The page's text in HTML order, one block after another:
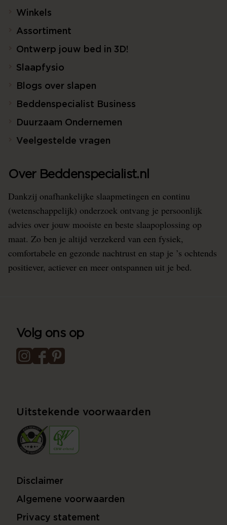
Winkels
Assortiment
Ontwerp jouw bed in 3D!
Slaapfysio
Blogs over slapen
Beddenspecialist Business
Duurzaam Ondernemen
Veelgestelde vragen
Over Beddenspecialist.nl
Dankzij onafhankelijke slaapmetingen en continu
(wetenschappelijk) onderzoek ontvang je persoonlijk
advies over jouw mooiste en beste slaapoplossing op
maat. Zo ben je altijd verzekerd van een fysiek,
comfortabele en gezonde nachtrust en stap je ’s ochtends
positiever, actiever en meer ontspannen uit je bed.
Volg ons op
Uitstekende voorwaarden
Disclaimer
Algemene voorwaarden
Privacy statement